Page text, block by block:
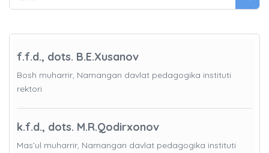
f.f.d., dots. B.E.Xusanov
Bosh muharrir, Namangan davlat pedagogika instituti
rektori
k.f.d., dots. M.R.Qodirxonov
Mas’ul muharrir, Namangan davlat pedagogika instituti